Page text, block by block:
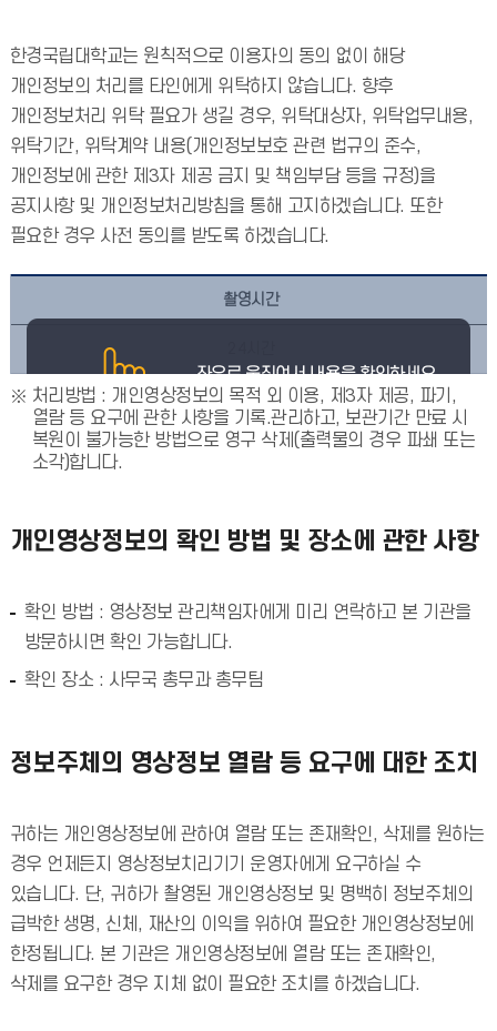
한경국립대학교는 원칙적으로 이용자의 동의 없이 해당
개인정보의 처리를 타인에게 위탁하지 않습니다. 향후
개인정보처리 위탁 필요가 생길 경우, 위탁대상자, 위탁업무내용,
위탁기간, 위탁계약 내용(개인정보보호 관련 법규의 준수,
개인정보에 관한 제3자 제공 금지 및 책임부담 등을 규정)을
공지사항 및 개인정보처리방침을 통해 고지하겠습니다. 또한
필요한 경우 사전 동의를 받도록 하겠습니다.
촬영시간
처리방법 : 개인영상정보의 목적 외 이용, 제3자 제공, 파기,
열람 등 요구에 관한 사항을 기록.관리하고, 보관기간 만료 시
복원이 불가능한 방법으로 영구 삭제(출력물의 경우 파쇄 또는
소각)합니다.
개인영상정보의 확인 방법 및 장소에 관한 사항
확인 방법 : 영상정보 관리책임자에게 미리 연락하고 본 기관을
방문하시면 확인 가능합니다.
확인 장소 : 사무국 총무과 총무팀
정보주체의 영상정보 열람 등 요구에 대한 조치
귀하는 개인영상정보에 관하여 열람 또는 존재확인, 삭제를 원하는
경우 언제든지 영상정보치리기기 운영자에게 요구하실 수
있습니다. 단, 귀하가 촬영된 개인영상정보 및 명백히 정보주체의
급박한 생명, 신체, 재산의 이익을 위하여 필요한 개인영상정보에
한정됩니다. 본 기관은 개인영상정보에 열람 또는 존재확인,
삭제를 요구한 경우 지체 없이 필요한 조치를 하겠습니다.